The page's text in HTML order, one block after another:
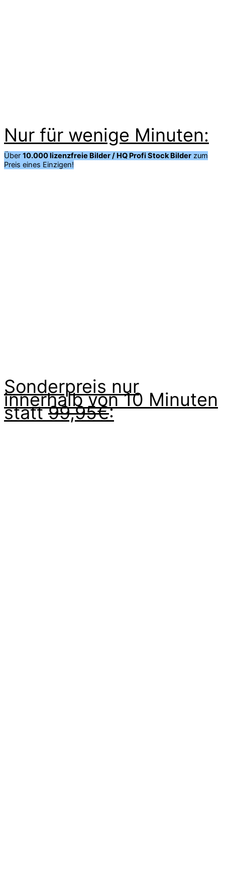
Nur für wenige Minuten:
Über 10.000 lizenzfreie Bilder / HQ Profi Stock Bilder zum
Preis eines Einzigen!
Sonderpreis nur
innerhalb von 10 Minuten
statt99,95€: